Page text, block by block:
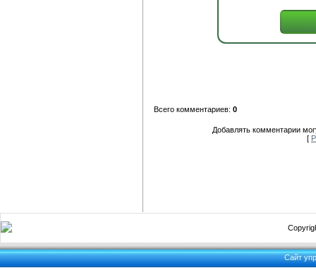
Всего комментариев: 0
Добавлять комментарии
[
Сайт